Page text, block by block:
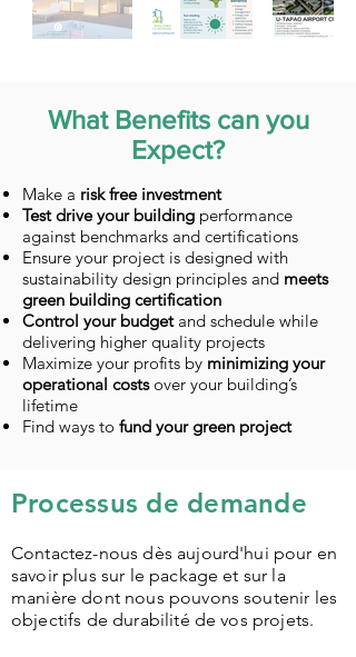
What Benefits can you
Expect?
Make a risk free investment
Test drive your building performance
against benchmarks and certifications
Ensure your project is designed with
sustainability design principles and meets
green building certification
Control your budgetand schedule while
delivering higher quality projects
Maximize your profits by minimizing your
operational costsover your building’s
lifetime
Find ways to fund your green project
Processus de demande
Contactez-nous dès aujourd'hui pour en
savoir plus sur le package et sur la
manière dont nous pouvons soutenir les
objectifs de durabilité de vos projets.